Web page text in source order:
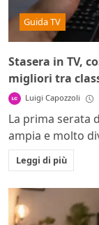
Guida TV
Stasera in TV,
migliori tra
Luigi Capozzoli
La prima serata
ampia e molto
Leggi di più